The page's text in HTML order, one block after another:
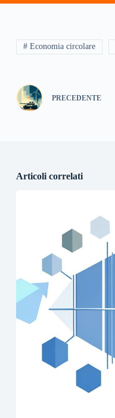
# Economia circolare
PRECEDENTE
Articoli correlati